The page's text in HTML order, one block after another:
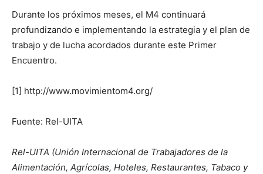
Durante los próximos meses, el M4 continuará
profundizando e implementando la estrategia y el plan de
trabajo y de lucha acordados durante este Primer
Encuentro.
[1] http://www.movimientom4.org/
Fuente: Rel-UITA
Rel-UITA (Unión Internacional de Trabajadores de la
Alimentación, Agrícolas, Hoteles, Restaurantes, Tabaco y